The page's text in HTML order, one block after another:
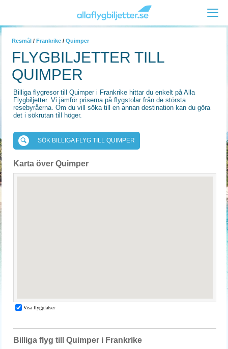
Resmål / Frankrike / Quimper
FLYGBILJETTER TILL
QUIMPER
Billiga flygresor till Quimper i Frankrike hittar du enkelt på Alla
Flygbiljetter. Vi jämför priserna på flygstolar från de största
resebyråerna. Om du vill söka till en annan destination kan du göra
det i sökrutan till höger.
SÖK BILLIGA FLYG TILL QUIMPER
Karta över Quimper
Billiga flyg till Quimper i Frankrike